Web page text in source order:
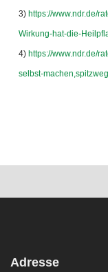
3) https://www.ndr.de/
Wirkung-hat-die-
4) https://www.ndr.de/
selbst-
Adresse